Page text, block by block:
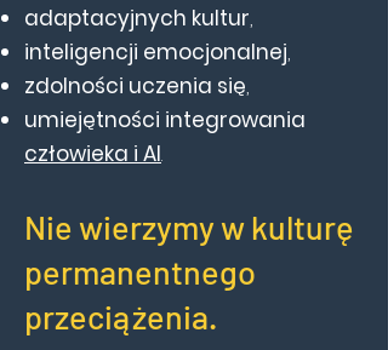
adaptacyjnych kultur,
inteligencji emocjonalnej,
zdolności uczenia się,
umiejętności integrowania
człowieka i AI.
Nie wierzymy w kulturę
permanentnego
przeciążenia.